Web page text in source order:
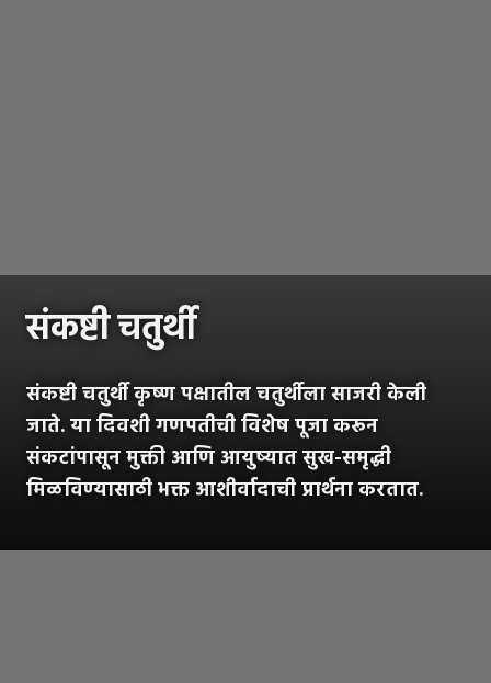
संकष्टी चतुर्थी
संकष्टी चतुर्थी कृष्ण पक्षातील चतुर्थीला साजरी केली
जाते. या दिवशी गणपतीची विशेष पूजा करून
संकटांपासून मुक्ती आणि आयुष्यात सुख-समृद्धी
मिळविण्यासाठी भक्त आशीर्वादाची प्रार्थना करतात.